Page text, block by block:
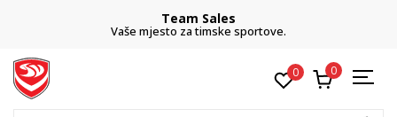
Team Sales
Vaše mjesto za timske sportove.
0 0